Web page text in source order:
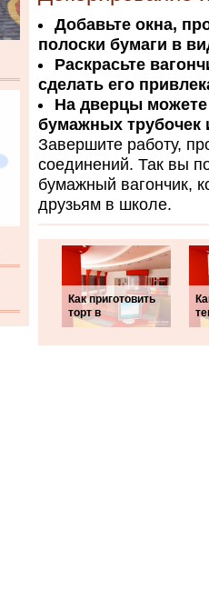
Добавьте окна,
полоски бумаги в
Раскрасьте
сделать его
На дверцы можете
бумажных трубочек
Завершите работу,
соединений. Так вы
бумажный вагончик,
друзьям в школе.
Как приготовить
торт в